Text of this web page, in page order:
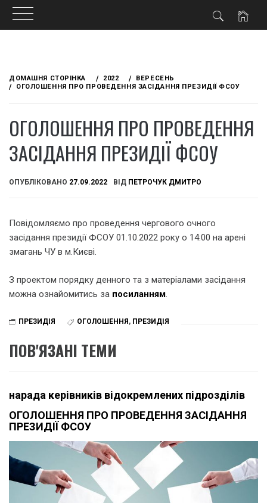
content
ДОМАШНЯ СТОРІНКА 2022
ВЕРЕСЕНЬ
ОГОЛОШЕННЯ ПРО ПРОВЕДЕННЯ ЗАСІДАННЯ ПРЕЗИДІЇ ФСОУ
ОГОЛОШЕННЯ ПРО ПРОВЕДЕННЯ
ЗАСІДАННЯ ПРЕЗИДІЇ ФСОУ
ОПУБЛІКОВАНО 27.09.2022 ВІД ПЕТРОЧУК ДМИТРО
Повідомляємо про проведення чергового очного
засідання президії ФСОУ 01.10.2022 року о 14:00 на арені
змагань ЧУ в м.Києві.
З проектом порядку денного та з матеріалами засідання
можна ознайомитись за посиланням
ПРЕЗИДІЯ ОГОЛОШЕННЯ , ПРЕЗИДІЯ
ПОВ'ЯЗАНІ ТЕМИ
нарада керівників відокремлених підрозділів
ОГОЛОШЕННЯ ПРО ПРОВЕДЕННЯ ЗАСІДАННЯ
ПРЕЗИДІЇ ФСОУ